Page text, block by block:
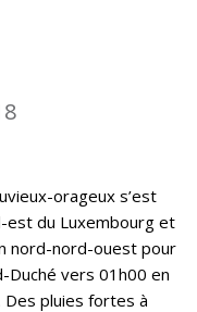
orageux s’est
est du Luxembourg et
nord-nord-ouest pour
Duché vers 01h00 en
pluies fortes à